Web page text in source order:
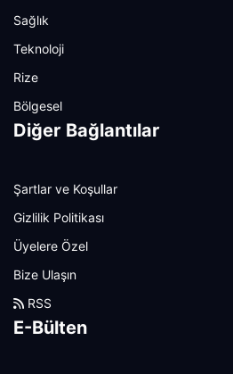
Sağlık
Teknoloji
Rize
Bölgesel
Diğer Bağlantılar
Şartlar ve Koşullar
Gizlilik Politikası
Üyelere Özel
Bize Ulaşın
RSS
E-Bülten